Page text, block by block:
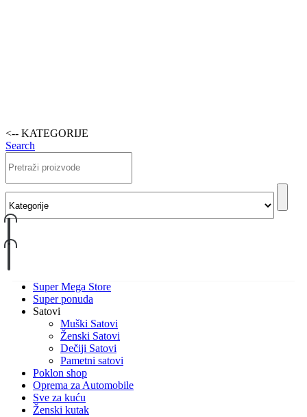
<-- KATEGORIJE
Search
Super Mega Store
Super ponuda
Satovi
Muški Satovi
Ženski Satovi
Dečiji Satovi
Pametni satovi
Poklon shop
Oprema za Automobile
Sve za kuću
Ženski kutak